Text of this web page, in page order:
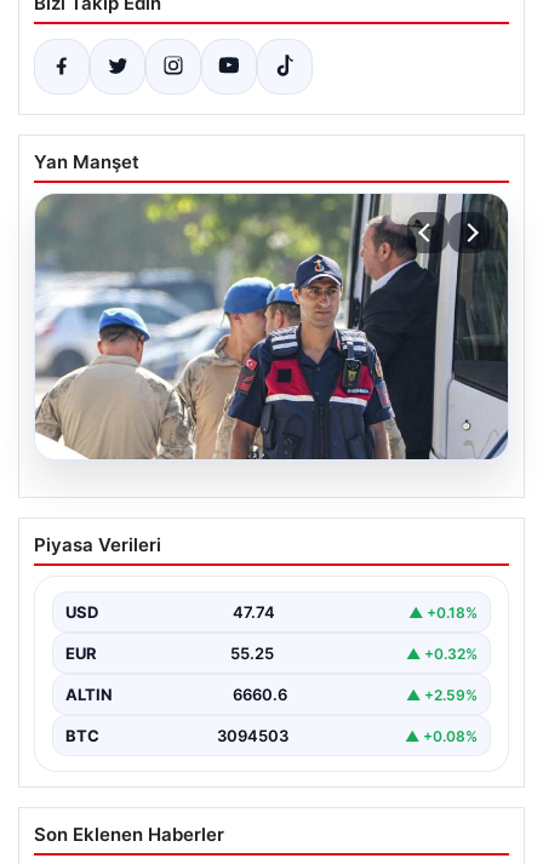
Yan Manşet
07.08.2026
Menderes Belediye Başkanı İlkay Çiçek
ve 9 Kişi Tutuklandı
Çiçek'in de aralarında bulunduğu isimlere yönelik
yürütülen kapsamlı…
Piyasa Verileri
USD 47.74 ▲ +0.18%
EUR 55.25 ▲ +0.32%
ALTIN 6660.6 ▲ +2.59%
BTC 3094503 ▲ +0.08%
Son Eklenen Haberler